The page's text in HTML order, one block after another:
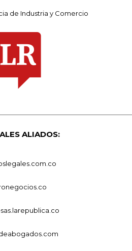
de Industria y Comercio
ALIADOS: